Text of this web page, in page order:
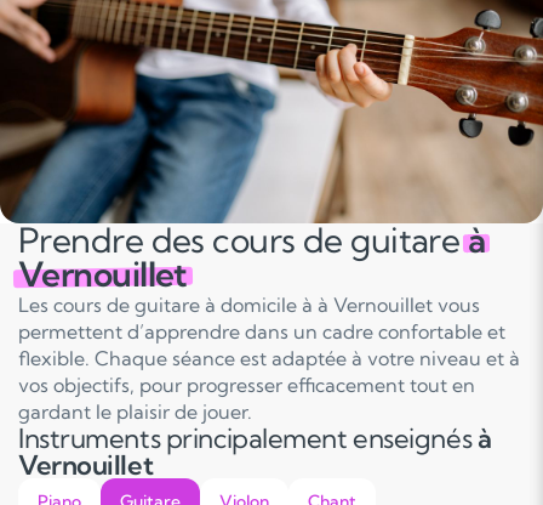
Prendre des cours de guitareà
Vernouillet
Les cours de guitare à domicile à à Vernouillet vous
permettent d’apprendre dans un cadre confortable et
flexible. Chaque séance est adaptée à votre niveau et à
vos objectifs, pour progresser efficacement tout en
gardant le plaisir de jouer.
Instruments principalement enseignésà
Vernouillet